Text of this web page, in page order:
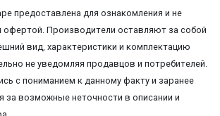
предоставлена для ознакомления и не
офертой. Производители оставляют за собой
вид, характеристики и комплектацию
не уведомляя продавцов и потребителей.
с пониманием к данному факту и заранее
за возможные неточности в описании и